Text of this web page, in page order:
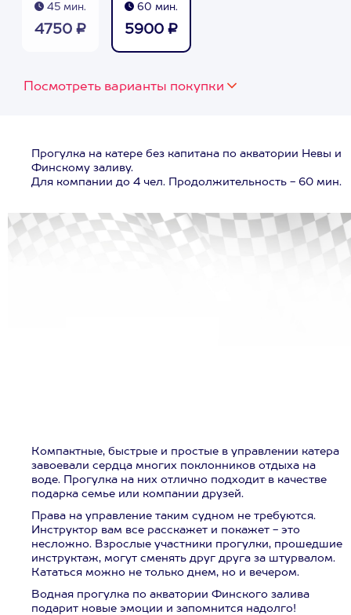
45 мин.
4750 ₽
60 мин.
5900 ₽
Посмотреть варианты покупки
Прогулка на катере без капитана по акватории Невы и
Финскому заливу.
Для компании до 4 чел. Продолжительность - 60 мин.
Компактные, быстрые и простые в управлении катера
завоевали сердца многих поклонников отдыха на
воде. Прогулка на них отлично подходит в качестве
подарка семье или компании друзей.
Права на управление таким судном не требуются.
Инструктор вам все расскажет и покажет - это
несложно. Взрослые участники прогулки, прошедшие
инструктаж, могут сменять друг друга за штурвалом.
Кататься можно не только днем, но и вечером.
Водная прогулка по акватории Финского залива
подарит новые эмоции и запомнится надолго!